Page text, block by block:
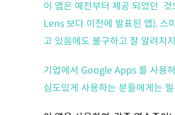
이 앱은 예전부터 제공 되었던
Lens 보다 이전에 발표된 앱), 스
고 있음에도 불구하고 잘 알려지
기업에서 Google Apps 를 사용
심도있게 사용하는 분들에게는 필